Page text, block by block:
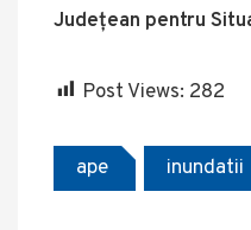
Județean pentru
Post Views: 282
ape inundatii